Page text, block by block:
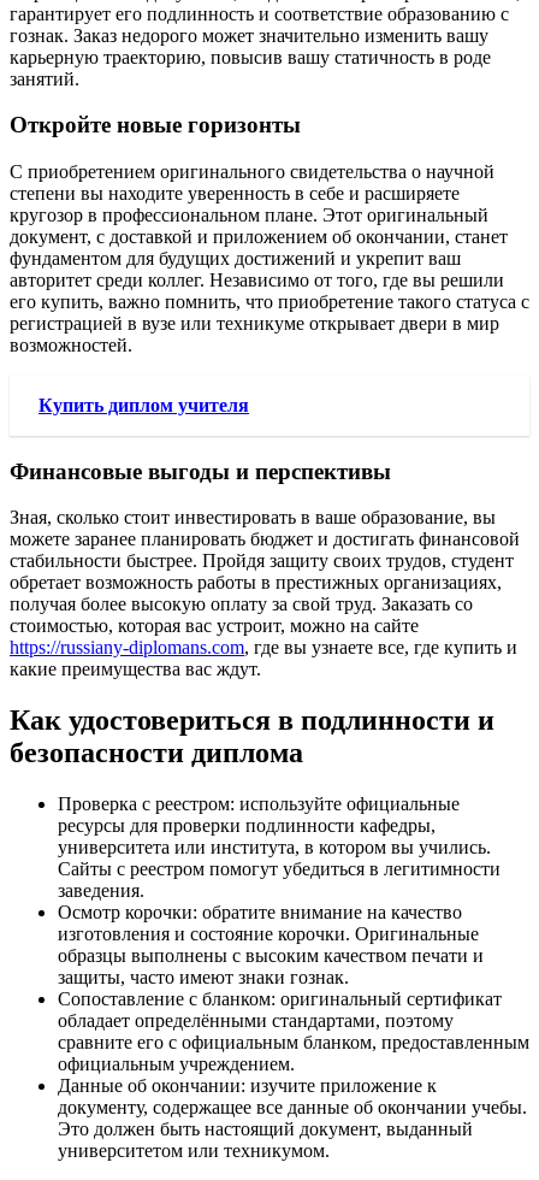
гарантирует его подлинность и соответствие образованию с
гознак. Заказ недорого может значительно изменить вашу
карьерную траекторию, повысив вашу статичность в роде
занятий.
Откройте новые горизонты
С приобретением оригинального свидетельства о научной
степени вы находите уверенность в себе и расширяете
кругозор в профессиональном плане. Этот оригинальный
документ, с доставкой и приложением об окончании, станет
фундаментом для будущих достижений и укрепит ваш
авторитет среди коллег. Независимо от того, где вы решили
его купить, важно помнить, что приобретение такого статуса с
регистрацией в вузе или техникуме открывает двери в мир
возможностей.
Купить диплом учителя
Финансовые выгоды и перспективы
Зная, сколько стоит инвестировать в ваше образование, вы
можете заранее планировать бюджет и достигать финансовой
стабильности быстрее. Пройдя защиту своих трудов, студент
обретает возможность работы в престижных организациях,
получая более высокую оплату за свой труд. Заказать со
стоимостью, которая вас устроит, можно на сайте
https://russiany-diplomans.com, где вы узнаете все, где купить и
какие преимущества вас ждут.
Как удостовериться в подлинности и
безопасности диплома
Проверка с реестром: используйте официальные
ресурсы для проверки подлинности кафедры,
университета или института, в котором вы учились.
Сайты с реестром помогут убедиться в легитимности
заведения.
Осмотр корочки: обратите внимание на качество
изготовления и состояние корочки. Оригинальные
образцы выполнены с высоким качеством печати и
защиты, часто имеют знаки гознак.
Сопоставление с бланком: оригинальный сертификат
обладает определёнными стандартами, поэтому
сравните его с официальным бланком, предоставленным
официальным учреждением.
Данные об окончании: изучите приложение к
документу, содержащее все данные об окончании учебы.
Это должен быть настоящий документ, выданный
университетом или техникумом.